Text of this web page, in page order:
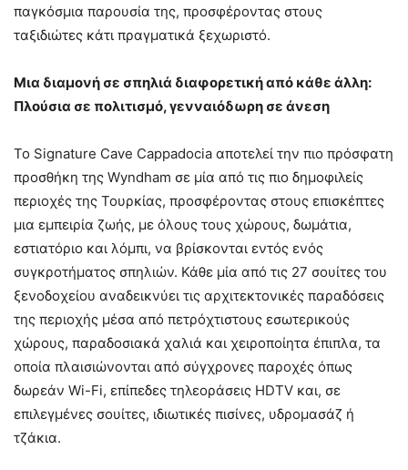
παγκόσμια παρουσία της, προσφέροντας στους
ταξιδιώτες κάτι πραγματικά ξεχωριστό.
Μια διαμονή σε σπηλιά διαφορετική από κάθε άλλη:
Πλούσια σε πολιτισμό, γενναιόδωρη σε άνεση
Το Signature Cave Cappadocia αποτελεί την πιο πρόσφατη
προσθήκη της Wyndham σε μία από τις πιο δημοφιλείς
περιοχές της Τουρκίας, προσφέροντας στους επισκέπτες
μια εμπειρία ζωής, με όλους τους χώρους, δωμάτια,
εστιατόριο και λόμπι, να βρίσκονται εντός ενός
συγκροτήματος σπηλιών. Κάθε μία από τις 27 σουίτες του
ξενοδοχείου αναδεικνύει τις αρχιτεκτονικές παραδόσεις
της περιοχής μέσα από πετρόχτιστους εσωτερικούς
χώρους, παραδοσιακά χαλιά και χειροποίητα έπιπλα, τα
οποία πλαισιώνονται από σύγχρονες παροχές όπως
δωρεάν Wi-Fi, επίπεδες τηλεοράσεις HDTV και, σε
επιλεγμένες σουίτες, ιδιωτικές πισίνες, υδρομασάζ ή
τζάκια.